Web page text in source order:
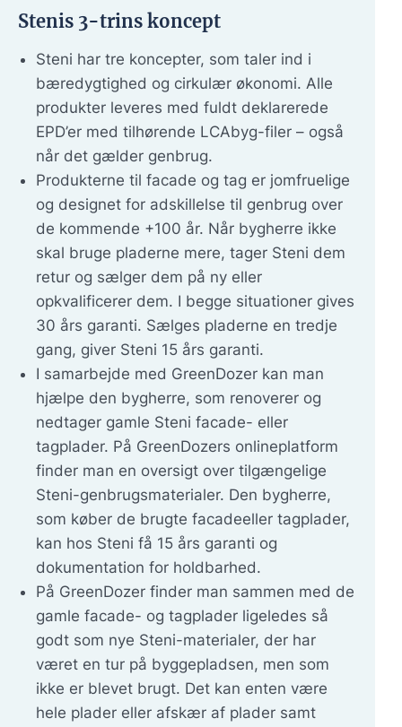
Stenis 3-trins koncept
Steni har tre koncepter, som taler ind i
bæredygtighed og cirkulær økonomi. Alle
produkter leveres med fuldt deklarerede
EPD’er med tilhørende LCAbyg-filer – også
når det gælder genbrug.
Produkterne til facade og tag er jomfruelige
og designet for adskillelse til genbrug over
de kommende +100 år. Når bygherre ikke
skal bruge pladerne mere, tager Steni dem
retur og sælger dem på ny eller
opkvalificerer dem. I begge situationer gives
30 års garanti. Sælges pladerne en tredje
gang, giver Steni 15 års garanti.
I samarbejde med GreenDozer kan man
hjælpe den bygherre, som renoverer og
nedtager gamle Steni facade- eller
tagplader. På GreenDozers onlineplatform
finder man en oversigt over tilgængelige
Steni-genbrugsmaterialer. Den bygherre,
som køber de brugte facadeeller tagplader,
kan hos Steni få 15 års garanti og
dokumentation for holdbarhed.
På GreenDozer finder man sammen med de
gamle facade- og tagplader ligeledes så
godt som nye Steni-materialer, der har
været en tur på byggepladsen, men som
ikke er blevet brugt. Det kan enten være
hele plader eller afskær af plader samt